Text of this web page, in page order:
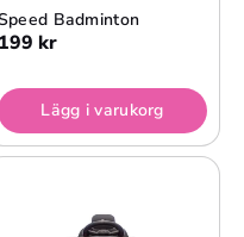
Badminton
199 kr
Lägg i varukorg